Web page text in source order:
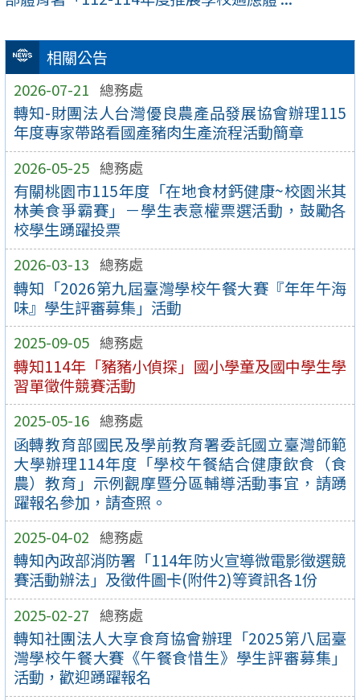
相關公告
2026-07-21 總務處
轉知-財團法人台灣優良農產品發展協會辦理115
年度專家帶路看國產豬肉生產流程活動簡章
2026-05-25 總務處
有關桃園市115年度「在地食材鈣健康~校園米其
林美食爭霸賽」－學生表意權票選活動，鼓勵各
校學生踴躍投票
2026-03-13 總務處
轉知「2026第九屆臺灣學校午餐大賽『年年午海
味』學生評審募集」活動
2025-09-05 總務處
轉知114年「豬豬小偵探」國小學童及國中學生學
習單徵件競賽活動
2025-05-16 總務處
函轉教育部國民及學前教育署委託國立臺灣師範
大學辦理114年度「學校午餐結合健康飲食（食
農）教育」示例觀摩暨分區輔導活動事宜，請踴
躍報名參加，請查照。
2025-04-02 總務處
轉知內政部消防署「114年防火宣導微電影徵選競
賽活動辦法」及徵件圖卡(附件2)等資訊各1份
2025-02-27 總務處
轉知社團法人大享食育協會辦理「2025第八屆臺
灣學校午餐大賽《午餐食惜生》學生評審募集」
活動，歡迎踴躍報名